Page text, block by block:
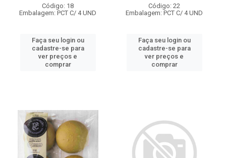
Código: 18
Embalagem: PCT C/ 4 UND
Faça seu login ou
cadastre-se para
ver preços e
comprar
Código: 22
Embalagem: PCT C/ 4 UND
Faça seu login ou
cadastre-se para
ver preços e
comprar